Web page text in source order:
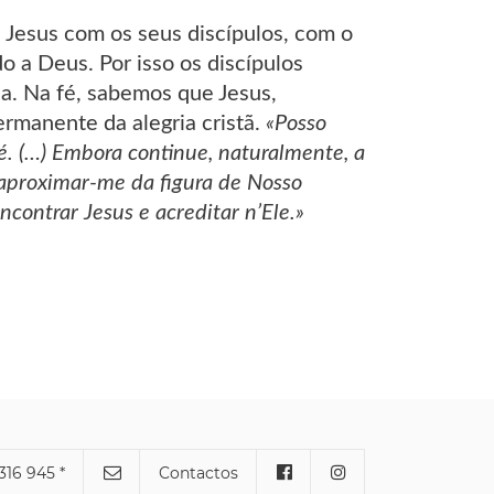
com os seus discípulos, com o
a Deus. Por isso os discípulos
Na fé, sabemos que Jesus,
da alegria cristã. «Posso
(…) Embora continue, naturalmente, a
me da figura de Nosso
Jesus e acreditar n’Ele.»
945 * Contactos